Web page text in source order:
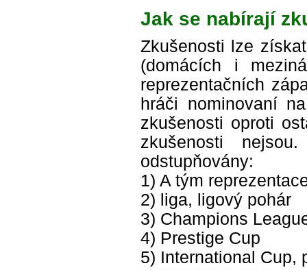
Jak se nabírají
Zkušenosti lze
(domácích i
reprezentačních
hráči nominovaní
zkušenosti oproti
zkušenosti
odstupňovány:
1) A tým
2) liga, ligový pohár
3) Champions
4) Prestige Cup
5) International Cup,